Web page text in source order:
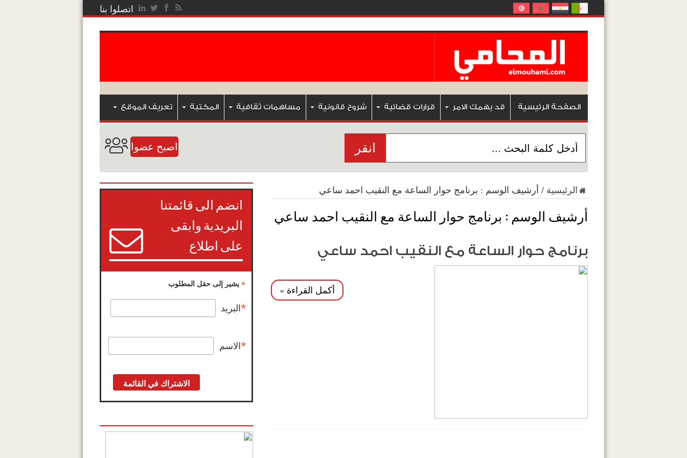
اتصلوا بنا
الصفحة الرئيسية قد يهمك الامر قرارات قضائية شروح قانونية مساهمات ثقافية المكتبة تعريف الموقع
انقر اصبح عضوا
الرئيسية / أرشيف الوسم : برنامج حوار الساعة مع النقيب احمد ساعي
أرشيف الوسم : برنامج حوار الساعة مع النقيب احمد ساعي
برنامج حوار الساعة مع النقيب احمد ساعي
أكمل القراءة »
انضم الى قائمتنا
البريدية وابقى
على اطلاع
*يشير إلى حقل المطلوب
* البريد
*الاسم